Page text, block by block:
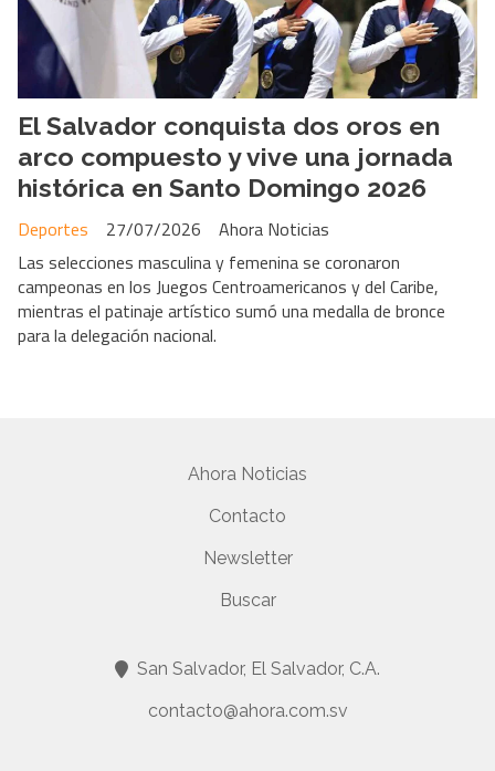
El Salvador conquista dos oros en
arco compuesto y vive una jornada
histórica en Santo Domingo 2026
Ahora Noticias
Deportes
27/07/2026
Las selecciones masculina y femenina se coronaron
campeonas en los Juegos Centroamericanos y del Caribe,
mientras el patinaje artístico sumó una medalla de bronce
para la delegación nacional.
Ahora Noticias
Contacto
Newsletter
Buscar
San Salvador, El Salvador, C.A.
contacto@ahora.com.sv